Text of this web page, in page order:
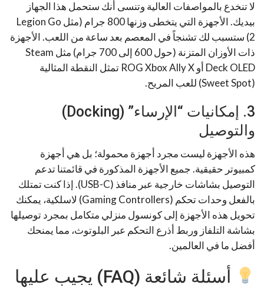
لا تنخدع بالمواصفات العالية وتنسى أنك ستحمل هذا الجهاز
بيديك. الأجهزة التي يتخطى وزنها 800 جرام (مثل Legion Go
2) ستسبب لك تشنجاً في المعصم بعد ساعة من اللعب. الأجهزة
ذات الأوزان المتزنة (حول 600 إلى 700 جرام) مثل Steam
Deck OLED أو ROG Xbox Ally X تمثل النقطة المثالية
(Sweet Spot) للعب المريح.
3. إمكانيات “الإرساء” (Docking)
والتوصيل
هذه الأجهزة ليست مجرد أجهزة محمولة؛ بل هي أجهزة
كمبيوتر حقيقية. جميع الأجهزة المذكورة في قائمتنا تدعم
التوصيل بشاشات خارجية عبر منافذ (USB-C). إذا كنت تمتلك
بالفعل وحدات تحكم (Gaming Controllers) لاسلكية، يمكنك
تحويل هذه الأجهزة إلى كونسول منزلي متكامل بمجرد توصيلها
بشاشة التلفاز وربط أذرع التحكم عبر البلوتوث، مما يمنحك
أفضل ما في العالمين.
أسئلة شائعة (FAQ) يجيب عليها